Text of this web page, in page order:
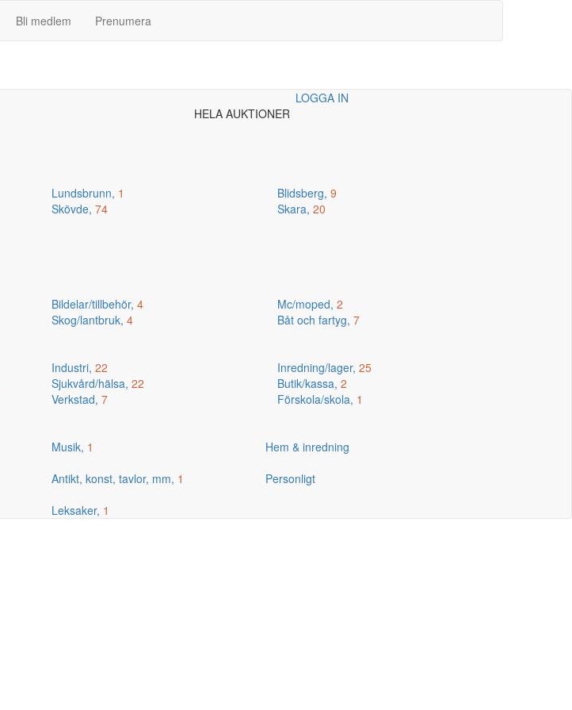
Bli medlem Prenumera
LOGGA IN
HELA AUKTIONER
Lundsbrunn, 1 Blidsberg, 9
Skövde, 74 Skara, 20
Bildelar/tillbehör, 4 Mc/moped, 2
Skog/lantbruk, 4 Båt och fartyg, 7
Industri, 22 Inredning/lager, 25
Sjukvård/hälsa, 22 Butik/kassa, 2
Verkstad, 7 Förskola/skola, 1
Musik, 1
Hem & inredning
Antikt, konst, tavlor, mm, 1
Personligt
Leksaker, 1